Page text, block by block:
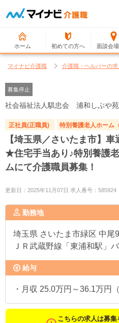
ホーム 初めての方へ 面談会
マイナビ介護職 介護職・ヘルパーの求
募集停止
社会福祉法人騏忠会 浦和しぶや苑
正社員(正職員) 特別養護老人ホーム
【埼玉県／さいたま市】車
★住宅手当あり♪特別養護
ムにて介護職員募集！
更新日：2025年11月07日 求人番号：585924
勤務地
埼玉県 さいたま市緑区 中尾
ＪＲ武蔵野線「東浦和駅」
給与
・月収 25.0万円～36.1万円
こちらの求人は募集